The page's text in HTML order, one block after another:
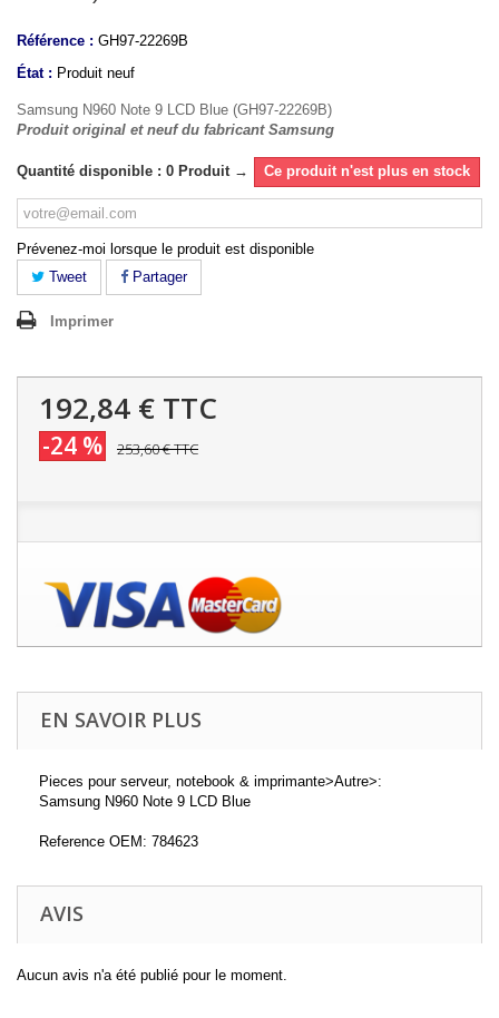
Référence : GH97-22269B
État : Produit neuf
Samsung N960 Note 9 LCD Blue (GH97-22269B)
Produit original et neuf du fabricant Samsung
Quantité disponible : 0 Produit → Ce produit n'est plus en stock
Prévenez-moi lorsque le produit est disponible
Tweet
Partager
Imprimer
192,84 € TTC
-24 % 253,60 €TTC
EN SAVOIR PLUS
Pieces pour serveur, notebook & imprimante>Autre>:
Samsung N960 Note 9 LCD Blue
Reference OEM: 784623
AVIS
Aucun avis n'a été publié pour le moment.